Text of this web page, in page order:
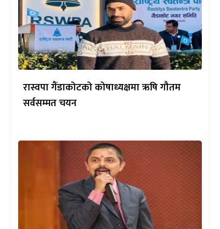
रास्वपा गैंडाकोटको कोषाध्यक्षमा ऋषि गौतम
सर्वसम्मत चयन